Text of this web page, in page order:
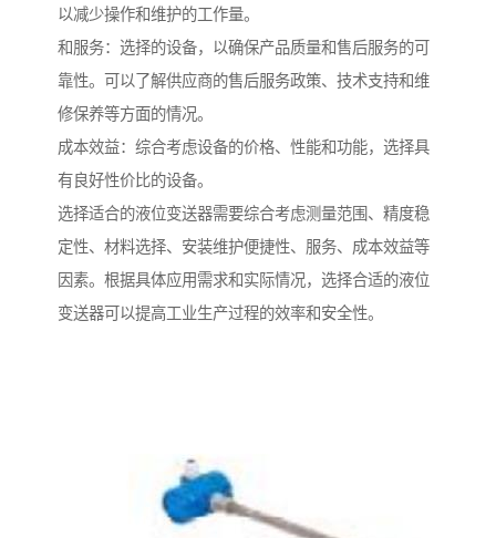
以减少操作和维护的工作量。
和服务：选择的设备，以确保产品质量和售后服务的可
靠性。可以了解供应商的售后服务政策、技术支持和维
修保养等方面的情况。
成本效益：综合考虑设备的价格、性能和功能，选择具
有良好性价比的设备。
选择适合的液位变送器需要综合考虑测量范围、精度稳
定性、材料选择、安装维护便捷性、服务、成本效益等
因素。根据具体应用需求和实际情况，选择合适的液位
变送器可以提高工业生产过程的效率和安全性。